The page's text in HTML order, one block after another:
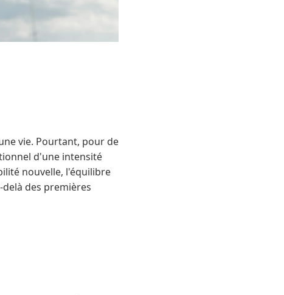
vie. Pourtant, pour de
d'une intensité
nouvelle, l'équilibre
des premières